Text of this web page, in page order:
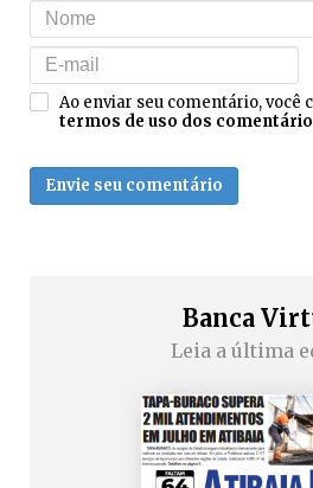
Ao enviar seu comentário, você
termos de uso dos
Envie seu comentário
Banca
Leia a última